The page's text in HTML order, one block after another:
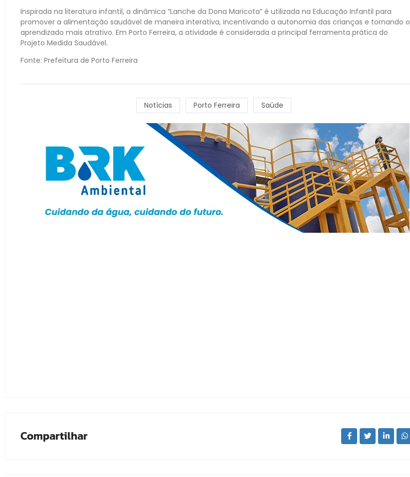
Inspirada na literatura infantil, a dinâmica “Lanche da Dona Maricota” é utilizada na Educação Infantil para
promover a alimentação saudável de maneira interativa, incentivando a autonomia das crianças e tornando o
aprendizado mais atrativo. Em Porto Ferreira, a atividade é considerada a principal ferramenta prática do
Projeto Medida Saudável.
Fonte: Prefeitura de Porto Ferreira
Notícias Porto Ferreira Saúde
Compartilhar